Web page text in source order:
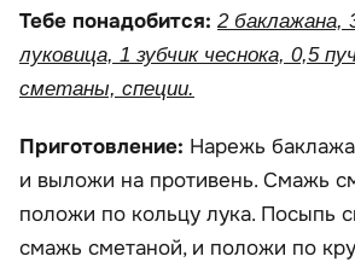
Тебе понадобится: 2 баклажана,
луковица, 1 зубчик чеснока, 0,5
сметаны, специи.
Приготовление: Нарежь
и выложи на противень. Смажь
положи по кольцу лука. Посыпь
смажь сметаной, и положи по